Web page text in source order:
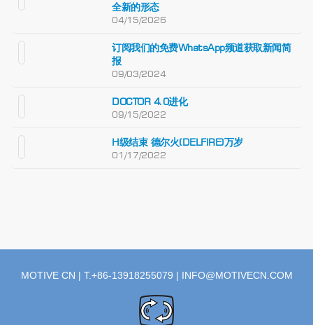
全新的形态
04/15/2026
订阅我们的免费WhatsApp频道获取新闻简
报
09/03/2024
DOCTOR 4.0进化
09/15/2022
H级结束 德尔火(DELFIRE)万岁
01/17/2022
MOTIVE CN | T.+86-13918255079 | INFO@MOTIVECN.COM